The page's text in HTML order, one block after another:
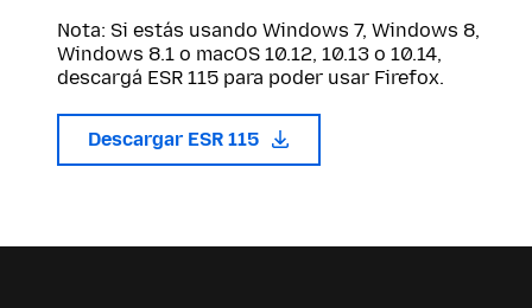
Nota: Si estás usando Windows 7, Windows 8,
Windows 8.1 o macOS 10.12, 10.13 o 10.14,
descargá ESR 115 para poder usar Firefox.
Descargar ESR 115